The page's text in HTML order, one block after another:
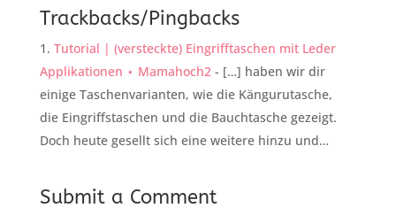
Trackbacks/Pingbacks
Tutorial | (versteckte) Eingrifftaschen mit Leder
Applikationen ⋆ Mamahoch2- […] haben wir dir
einige Taschenvarianten, wie die Kängurutasche,
die Eingriffstaschen und die Bauchtasche gezeigt.
Doch heute gesellt sich eine weitere hinzu und…
Submit a Comment